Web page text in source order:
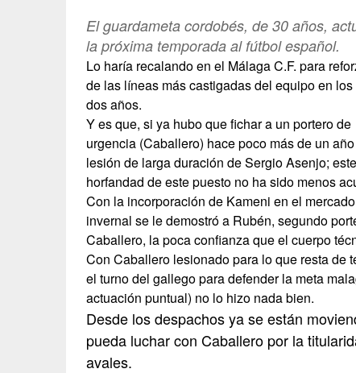
El guardameta cordobés, de 30 años,
la próxima temporada al fútbol español.
Lo haría recalando en el Málaga C.F. para
de las líneas más castigadas del equipo en
dos años.
Y es que, si ya hubo que fichar a un portero de
urgencia (Caballero) hace poco más de un
lesión de larga duración de Sergio Asenjo;
horfandad de este puesto no ha sido menos
Con la incorporación de Kameni en el mercado
invernal se le demostró a Rubén, segundo
Caballero, la poca confianza que el cuerpo
Con Caballero lesionado para lo que resta de
el turno del gallego para defender la meta
actuación puntual) no lo hizo nada bien.
Desde los despachos ya se están
pueda luchar con Caballero por la
avales.